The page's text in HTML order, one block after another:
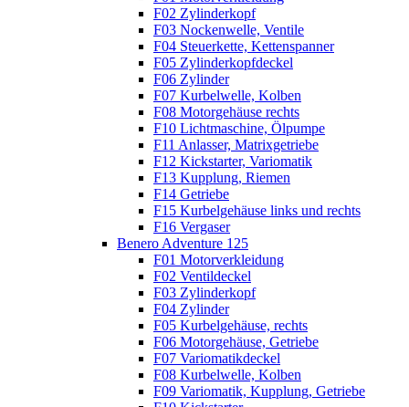
F02 Zylinderkopf
F03 Nockenwelle, Ventile
F04 Steuerkette, Kettenspanner
F05 Zylinderkopfdeckel
F06 Zylinder
F07 Kurbelwelle, Kolben
F08 Motorgehäuse rechts
F10 Lichtmaschine, Ölpumpe
F11 Anlasser, Matrixgetriebe
F12 Kickstarter, Variomatik
F13 Kupplung, Riemen
F14 Getriebe
F15 Kurbelgehäuse links und rechts
F16 Vergaser
Benero Adventure 125
F01 Motorverkleidung
F02 Ventildeckel
F03 Zylinderkopf
F04 Zylinder
F05 Kurbelgehäuse, rechts
F06 Motorgehäuse, Getriebe
F07 Variomatikdeckel
F08 Kurbelwelle, Kolben
F09 Variomatik, Kupplung, Getriebe